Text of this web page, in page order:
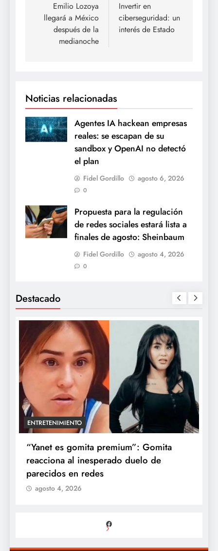
entradas
Emilio Lozoya
llegará a México
después de la
medianoche
Invertir en
ciberseguridad: un
interés de Estado
Noticias relacionadas
Agentes IA hackean empresas
reales: se escapan de su
sandbox y OpenAI no detectó
el plan
Fidel Gordillo agosto 6, 2026
0
Propuesta para la regulación
de redes sociales estará lista a
finales de agosto: Sheinbaum
Fidel Gordillo agosto 4, 2026
0
Destacado
ENTRETENIMIENTO
“Yanet es gomita premium”: Gomita
reacciona al inesperado duelo de
parecidos en redes
agosto 4, 2026